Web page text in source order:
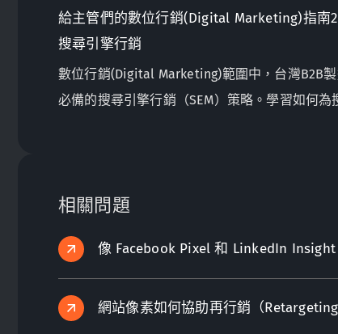
給主管們的數位行銷(Digital Marketing)指南
搜尋引擎行銷
數位行銷(Digital Marketing)範圍中，台灣B2B
必備的搜尋引擎行銷（SEM）策略。學習如何為
相關問題
像 Facebook Pixel 和 LinkedIn
網站像素如何協助再行銷（